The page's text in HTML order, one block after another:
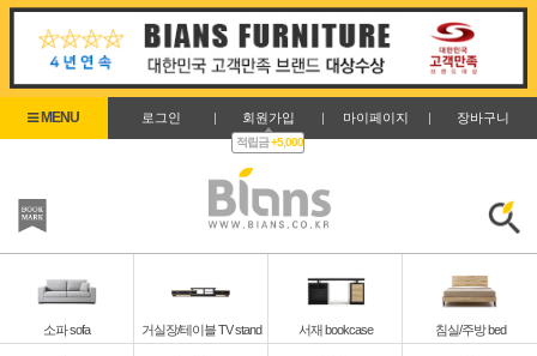
로그인 | 회원가입 |
적립금+5,000
마이페이지 | 장바구니
소파 sofa 거실장/테이블 TV stand 서재 bookcase 침실/주방 bed